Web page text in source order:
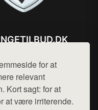
for at
relevant
Kort sagt: for at
at være irriterende.
hej@want.dk
og privatlivspolitik